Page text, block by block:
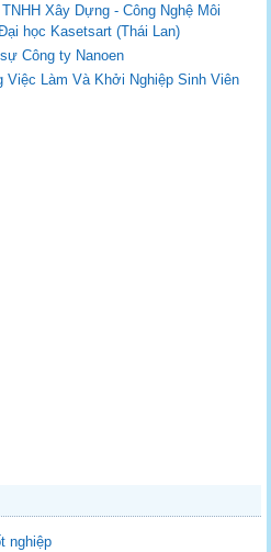
Xây Dựng - Công Nghệ Môi
học Kasetsart (Thái Lan)
Công ty Nanoen
Làm Và Khởi Nghiệp Sinh Viên
nghiệp